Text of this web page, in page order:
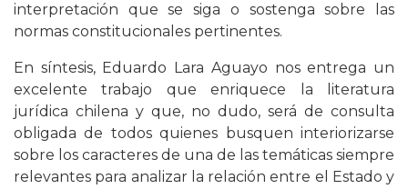
interpretación que se siga o sostenga sobre las
normas constitucionales pertinentes.
En síntesis, Eduardo Lara Aguayo nos entrega un
excelente trabajo que enriquece la literatura
jurídica chilena y que, no dudo, será de consulta
obligada de todos quienes busquen interiorizarse
sobre los caracteres de una de las temáticas siempre
relevantes para analizar la relación entre el Estado y